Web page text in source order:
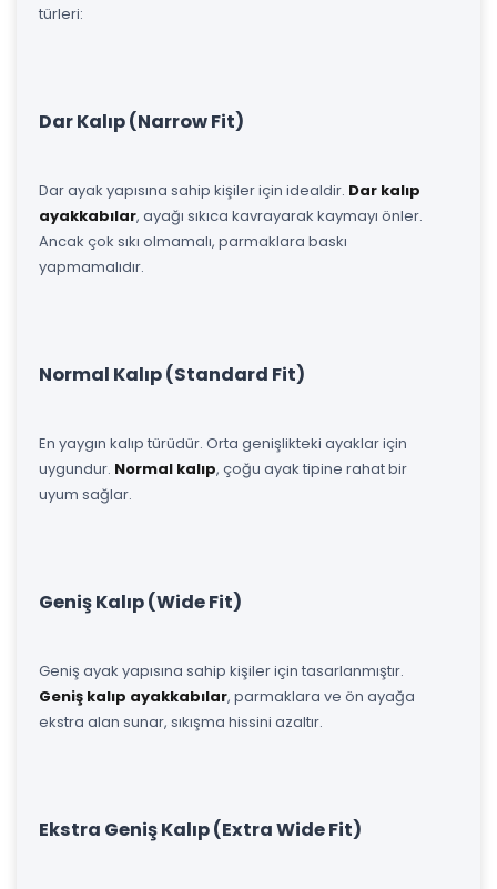
türleri:
Dar Kalıp (Narrow Fit)
Dar ayak yapısına sahip kişiler için idealdir. Dar kalıp
ayakkabılar, ayağı sıkıca kavrayarak kaymayı önler.
Ancak çok sıkı olmamalı, parmaklara baskı
yapmamalıdır.
Normal Kalıp (Standard Fit)
En yaygın kalıp türüdür. Orta genişlikteki ayaklar için
uygundur. Normal kalıp, çoğu ayak tipine rahat bir
uyum sağlar.
Geniş Kalıp (Wide Fit)
Geniş ayak yapısına sahip kişiler için tasarlanmıştır.
Geniş kalıp ayakkabılar, parmaklara ve ön ayağa
ekstra alan sunar, sıkışma hissini azaltır.
Ekstra Geniş Kalıp (Extra Wide Fit)